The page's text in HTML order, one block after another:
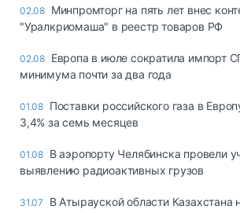
02.08 Минпромторг на пять лет внес
"Уралкриомаша" в реестр товаров РФ
02.08 Европа в июле сократила импорт
минимума почти за два года
01.08 Поставки российского газа в
3,4% за семь месяцев
01.08 В аэропорту Челябинска провели
выявлению радиоактивных грузов
31.07
В Атырауской области Казахстана